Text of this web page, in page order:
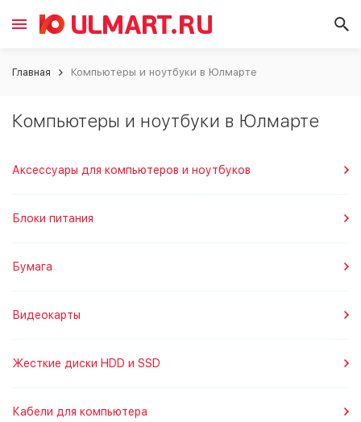
Главная Компьютеры и ноутбуки в Юлмарте
Компьютеры и ноутбуки в Юлмарте
Аксессуары для компьютеров и ноутбуков
Блоки питания
Бумага
Видеокарты
Жесткие диски HDD и SSD
Кабели для компьютера